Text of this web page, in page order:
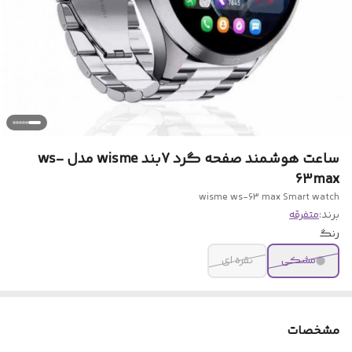
ساعت هوشمند صفحه گرد 7بند wisme مدل ws-
63max
wisme ws-63 max Smart watch
برند:متفرقه
رنگ
مشکی
نقره ای
مشخصات